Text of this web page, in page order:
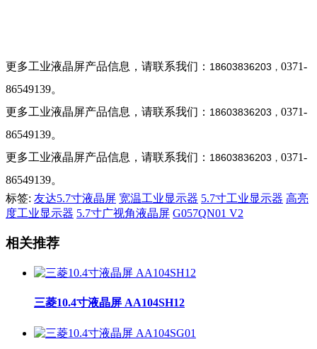
更多工业液晶屏产品信息，请联系我们： 18603836203 ， 0371-
86549139。
更多工业液晶屏产品信息，请联系我们： 18603836203 ， 0371-
86549139。
更多工业液晶屏产品信息，请联系我们： 18603836203 ， 0371-
86549139。
标签: 友达5.7寸液晶屏 宽温工业显示器 5.7寸工业显示器 高亮
度工业显示器 5.7寸广视角液晶屏 G057QN01 V2
相关推荐
三菱10.4寸液晶屏 AA104SH12